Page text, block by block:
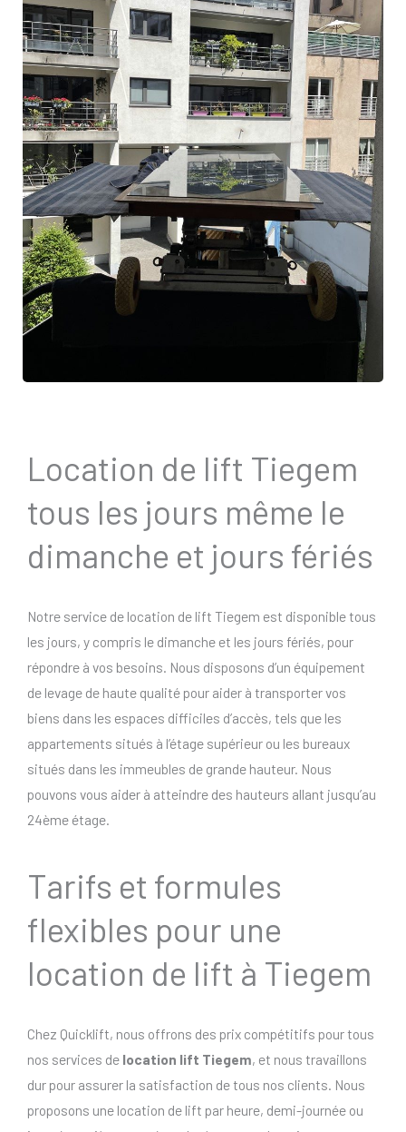
Location de lift Tiegem
tous les jours même le
dimanche et jours fériés
Notre service de location de lift Tiegem est disponible tous
les jours, y compris le dimanche et les jours fériés, pour
répondre à vos besoins. Nous disposons d’un équipement
de levage de haute qualité pour aider à transporter vos
biens dans les espaces difficiles d’accès, tels que les
appartements situés à l’étage supérieur ou les bureaux
situés dans les immeubles de grande hauteur. Nous
pouvons vous aider à atteindre des hauteurs allant jusqu’au
24ème étage.
Tarifs et formules
flexibles pour une
location de lift à Tiegem
Chez Quicklift, nous offrons des prix compétitifs pour tous
nos services de location lift Tiegem, et nous travaillons
dur pour assurer la satisfaction de tous nos clients. Nous
proposons une location de lift par heure, demi-journée ou